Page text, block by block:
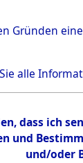
Gründen
alle
dass ich
und/oder